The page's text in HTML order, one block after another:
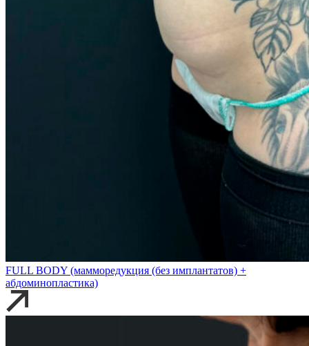
FULL BODY (мамморедукция (без имплантатов) +
абдоминопластика)